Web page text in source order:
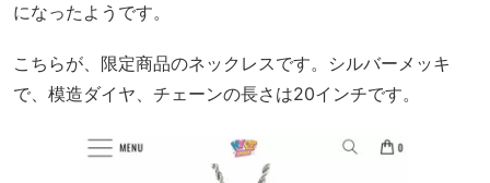
になったようです。
こちらが、限定商品のネックレスです。シルバーメッキ
で、模造ダイヤ、チェーンの長さは20インチです。